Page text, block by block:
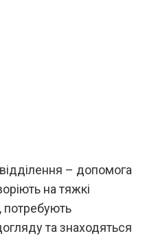
– допомога
на тяжкі
потребують
та знаходяться